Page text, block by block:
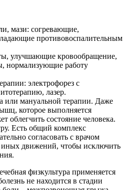
мази: согревающие,
противовоспалительным
улучшающие кровообращение,
нормализующие работу
электрофорез с
лазер.
или мануальной терапии. Даже
которое выполняется
облегчить состояние человека.
Есть общий комплекс
согласовать с врачом
движений, чтобы исключить
физкультура применяется
не находится в стадии